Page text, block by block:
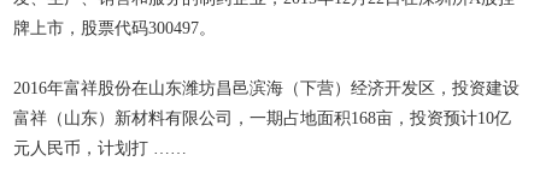
牌上市，股票代码300497。
2016年富祥股份在山东潍坊昌邑滨海（下营）经济开发区，投资建设
富祥（山东）新材料有限公司 ，一期占地面积168亩，投资预计10亿
元人民币，计划打 ……